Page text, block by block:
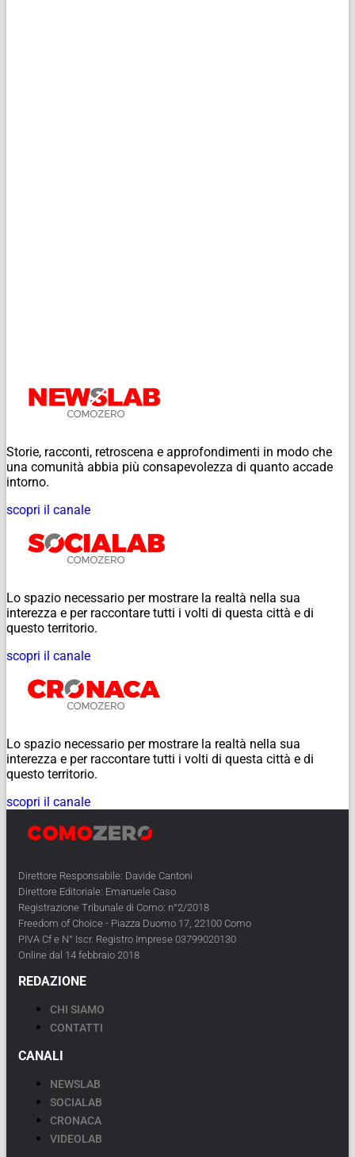
Storie, racconti, retroscena e approfondimenti in modo che
una comunità abbia più consapevolezza di quanto accade
intorno.
scopri il canale
Lo spazio necessario per mostrare la realtà nella sua
interezza e per raccontare tutti i volti di questa città e di
questo territorio.
scopri il canale
Lo spazio necessario per mostrare la realtà nella sua
interezza e per raccontare tutti i volti di questa città e di
questo territorio.
scopri il canale
Direttore Responsabile: Davide Cantoni
Direttore Editoriale: Emanuele Caso
Registrazione Tribunale di Como: n°2/2018
Freedom of Choice - Piazza Duomo 17, 22100 Como
PIVA Cf e N° Iscr. Registro Imprese 03799020130
Online dal 14 febbraio 2018
REDAZIONE
CHI SIAMO
CONTATTI
CANALI
NEWSLAB
SOCIALAB
CRONACA
VIDEOLAB